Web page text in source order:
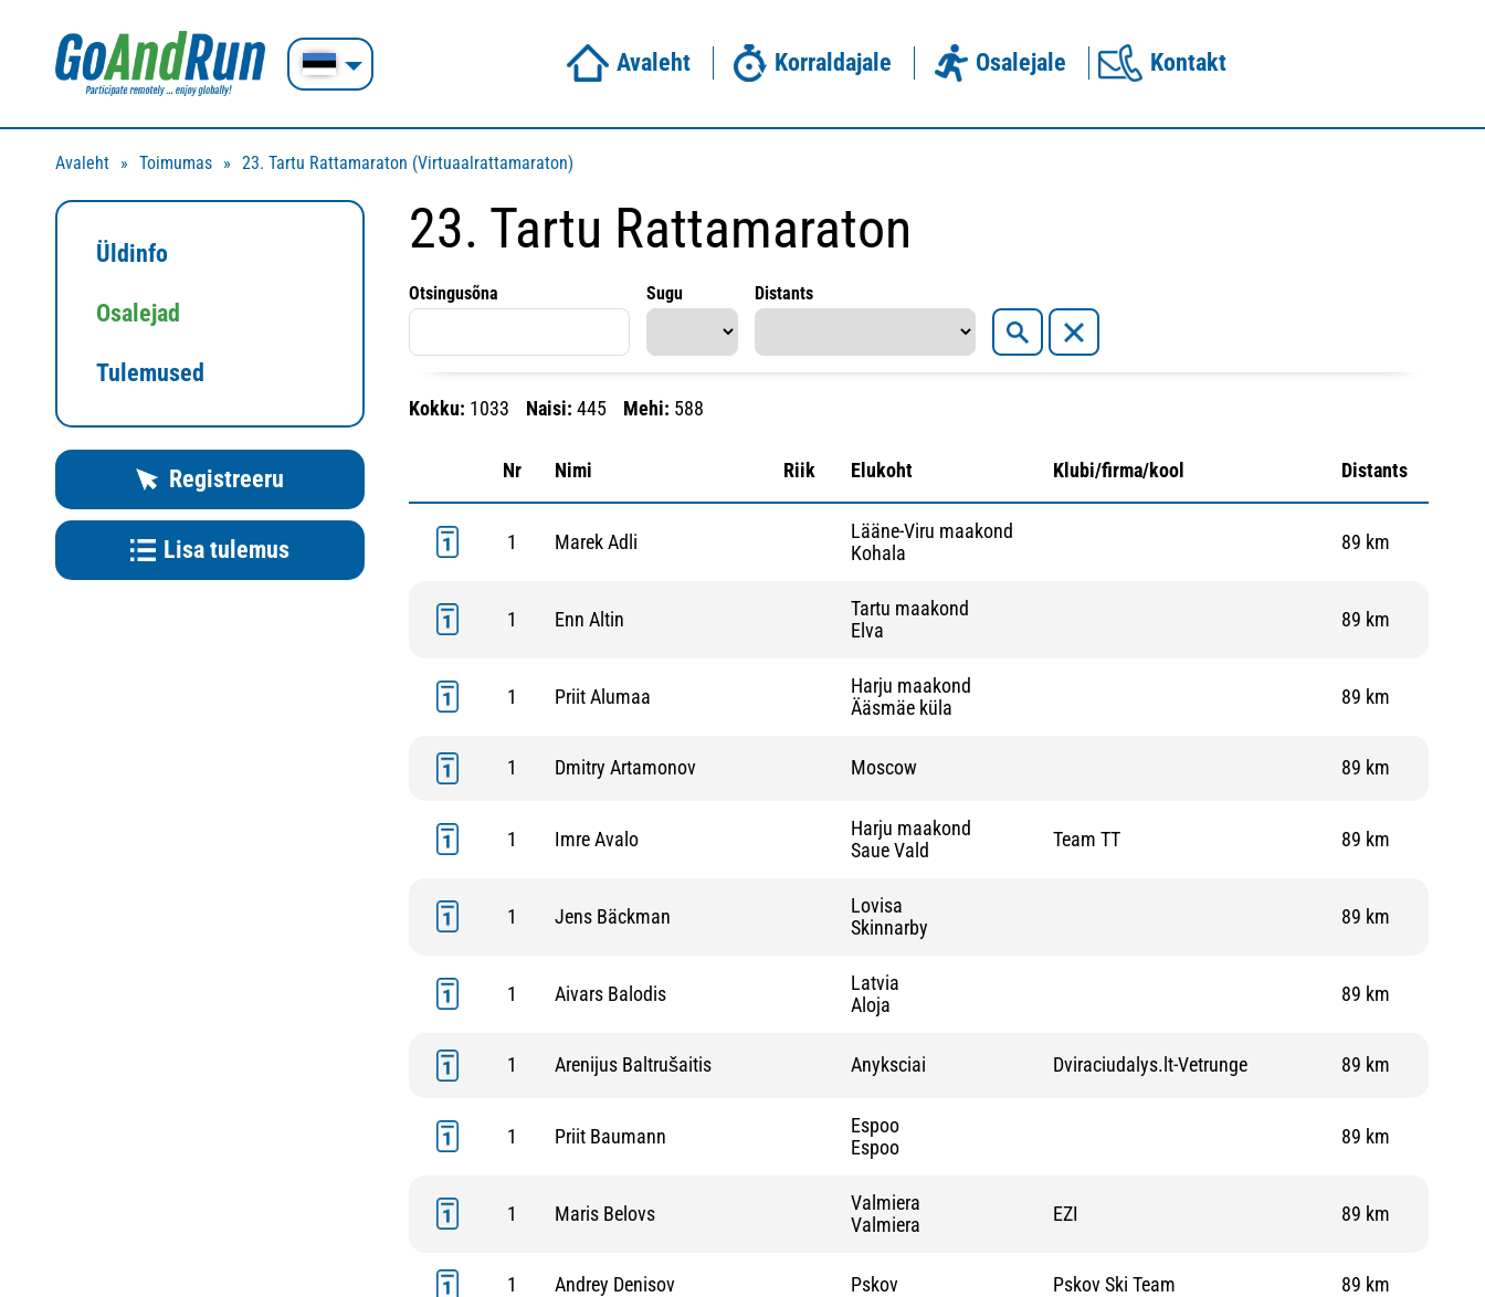
Avaleht Korraldajale Osalejale Kontakt
Avaleht Toimumas 23. Tartu Rattamaraton (Virtuaalrattamaraton)
Üldinfo
Osalejad
Tulemused
Registreeru
Lisa tulemus
23. Tartu Rattamaraton
Otsingusõna Sugu Distants
Kokku: 1033 Naisi: 445 Mehi: 588
Nr Nimi Riik Elukoht Klubi/firma/kool Distants
1 Marek Adli
Lääne-Viru maakond
Kohala
89 km
1 Enn Altin
Tartu maakond
Elva
89 km
1 Priit Alumaa
Harju maakond
Ääsmäe küla
89 km
1 Dmitry Artamonov Moscow 89 km
1 Imre Avalo
Harju maakond
Saue Vald
Team TT 89 km
1 Jens Bäckman
Lovisa
Skinnarby
89 km
1 Aivars Balodis
Latvia
Aloja
89 km
1 Arenijus Baltrušaitis Anyksciai Dviraciudalys.lt-Vetrunge 89 km
1 Priit Baumann
Espoo
Espoo
89 km
1 Maris Belovs
Valmiera
Valmiera
EZI 89 km
1 Andrey Denisov Pskov Pskov Ski Team 89 km